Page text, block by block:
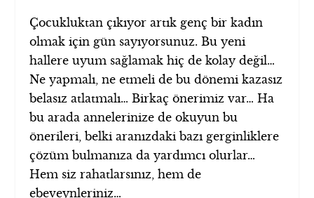
Çocukluktan çıkıyor artık genç bir kadın
olmak için gün sayıyorsunuz. Bu yeni
hallere uyum sağlamak hiç de kolay değil…
Ne yapmalı, ne etmeli de bu dönemi kazasız
belasız atlatmalı… Birkaç önerimiz var… Ha
bu arada annelerinize de okuyun bu
önerileri, belki aranızdaki bazı gerginliklere
çözüm bulmanıza da yardımcı olurlar…
Hem siz rahatlarsınız, hem de
ebeveynleriniz…